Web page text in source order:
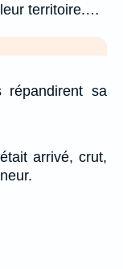
territoire.…
sa
arrivé, crut,